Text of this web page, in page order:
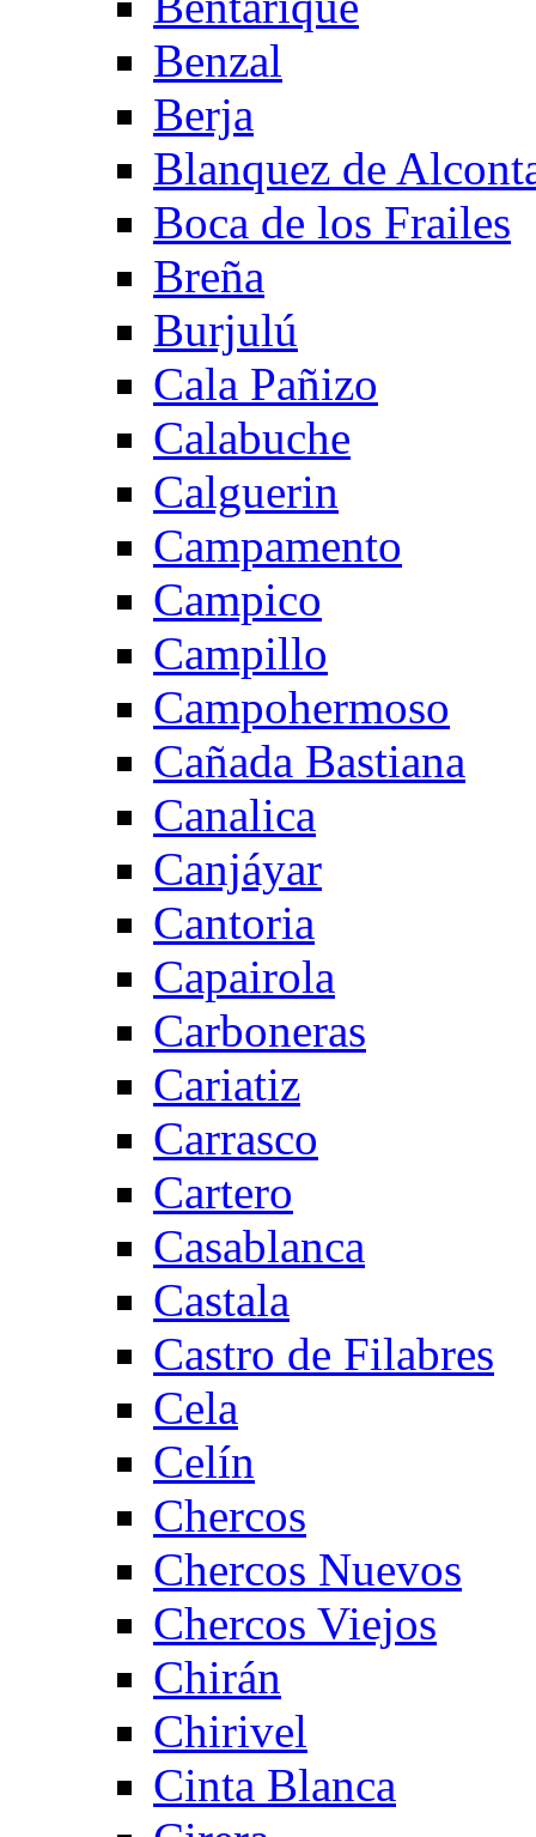
Benzal
Berja
Blanquez de
Boca de los Frailes
Breña
Burjulú
Cala Pañizo
Calabuche
Calguerin
Campamento
Campico
Campillo
Campohermoso
Cañada Bastiana
Canalica
Canjáyar
Cantoria
Capairola
Carboneras
Cariatiz
Carrasco
Cartero
Casablanca
Castala
Castro de Filabres
Cela
Celín
Chercos
Chercos Nuevos
Chercos Viejos
Chirán
Chirivel
Cinta Blanca